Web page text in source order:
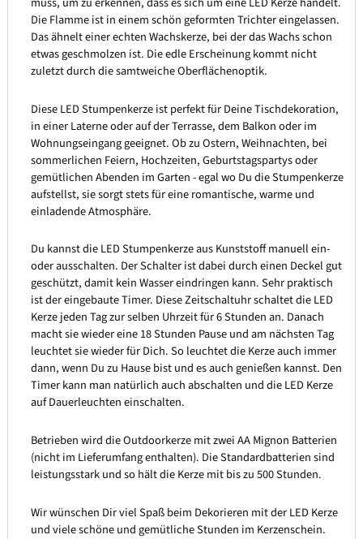
Die Flamme ist in einem schön geformten Trichter eingelassen.
Das ähnelt einer echten Wachskerze, bei der das Wachs schon
etwas geschmolzen ist. Die edle Erscheinung kommt nicht
zuletzt durch die samtweiche Oberflächenoptik.
Diese LED Stumpenkerze ist perfekt für Deine Tischdekoration,
in einer Laterne oder auf der Terrasse, dem Balkon oder im
Wohnungseingang geeignet. Ob zu Ostern, Weihnachten, bei
sommerlichen Feiern, Hochzeiten, Geburtstagspartys oder
gemütlichen Abenden im Garten - egal wo Du die Stumpenkerze
aufstellst, sie sorgt stets für eine romantische, warme und
einladende Atmosphäre.
Du kannst die LED Stumpenkerze aus Kunststoff manuell ein-
oder ausschalten. Der Schalter ist dabei durch einen Deckel gut
geschützt, damit kein Wasser eindringen kann. Sehr praktisch
ist der eingebaute Timer. Diese Zeitschaltuhr schaltet die LED
Kerze jeden Tag zur selben Uhrzeit für 6 Stunden an. Danach
macht sie wieder eine 18 Stunden Pause und am nächsten Tag
leuchtet sie wieder für Dich. So leuchtet die Kerze auch immer
dann, wenn Du zu Hause bist und es auch genießen kannst. Den
Timer kann man natürlich auch abschalten und die LED Kerze
auf Dauerleuchten einschalten.
Betrieben wird die Outdoorkerze mit zwei AA Mignon Batterien
(nicht im Lieferumfang enthalten). Die Standardbatterien sind
leistungsstark und so hält die Kerze mit bis zu 500 Stunden.
Wir wünschen Dir viel Spaß beim Dekorieren mit der LED Kerze
und viele schöne und gemütliche Stunden im Kerzenschein.